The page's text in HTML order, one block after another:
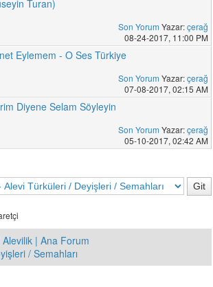
Turan)
Son Yorum Yazar:çerağ
08-24-2017, 11:00 PM
Eylemem - O Ses Türkiye
Son Yorum Yazar:çerağ
07-08-2017, 02:15 AM
Diyene Selam Söyleyin
Son Yorum Yazar:çerağ
05-10-2017, 02:42 AM
Alevilik | Ana Forum
/ Semahları